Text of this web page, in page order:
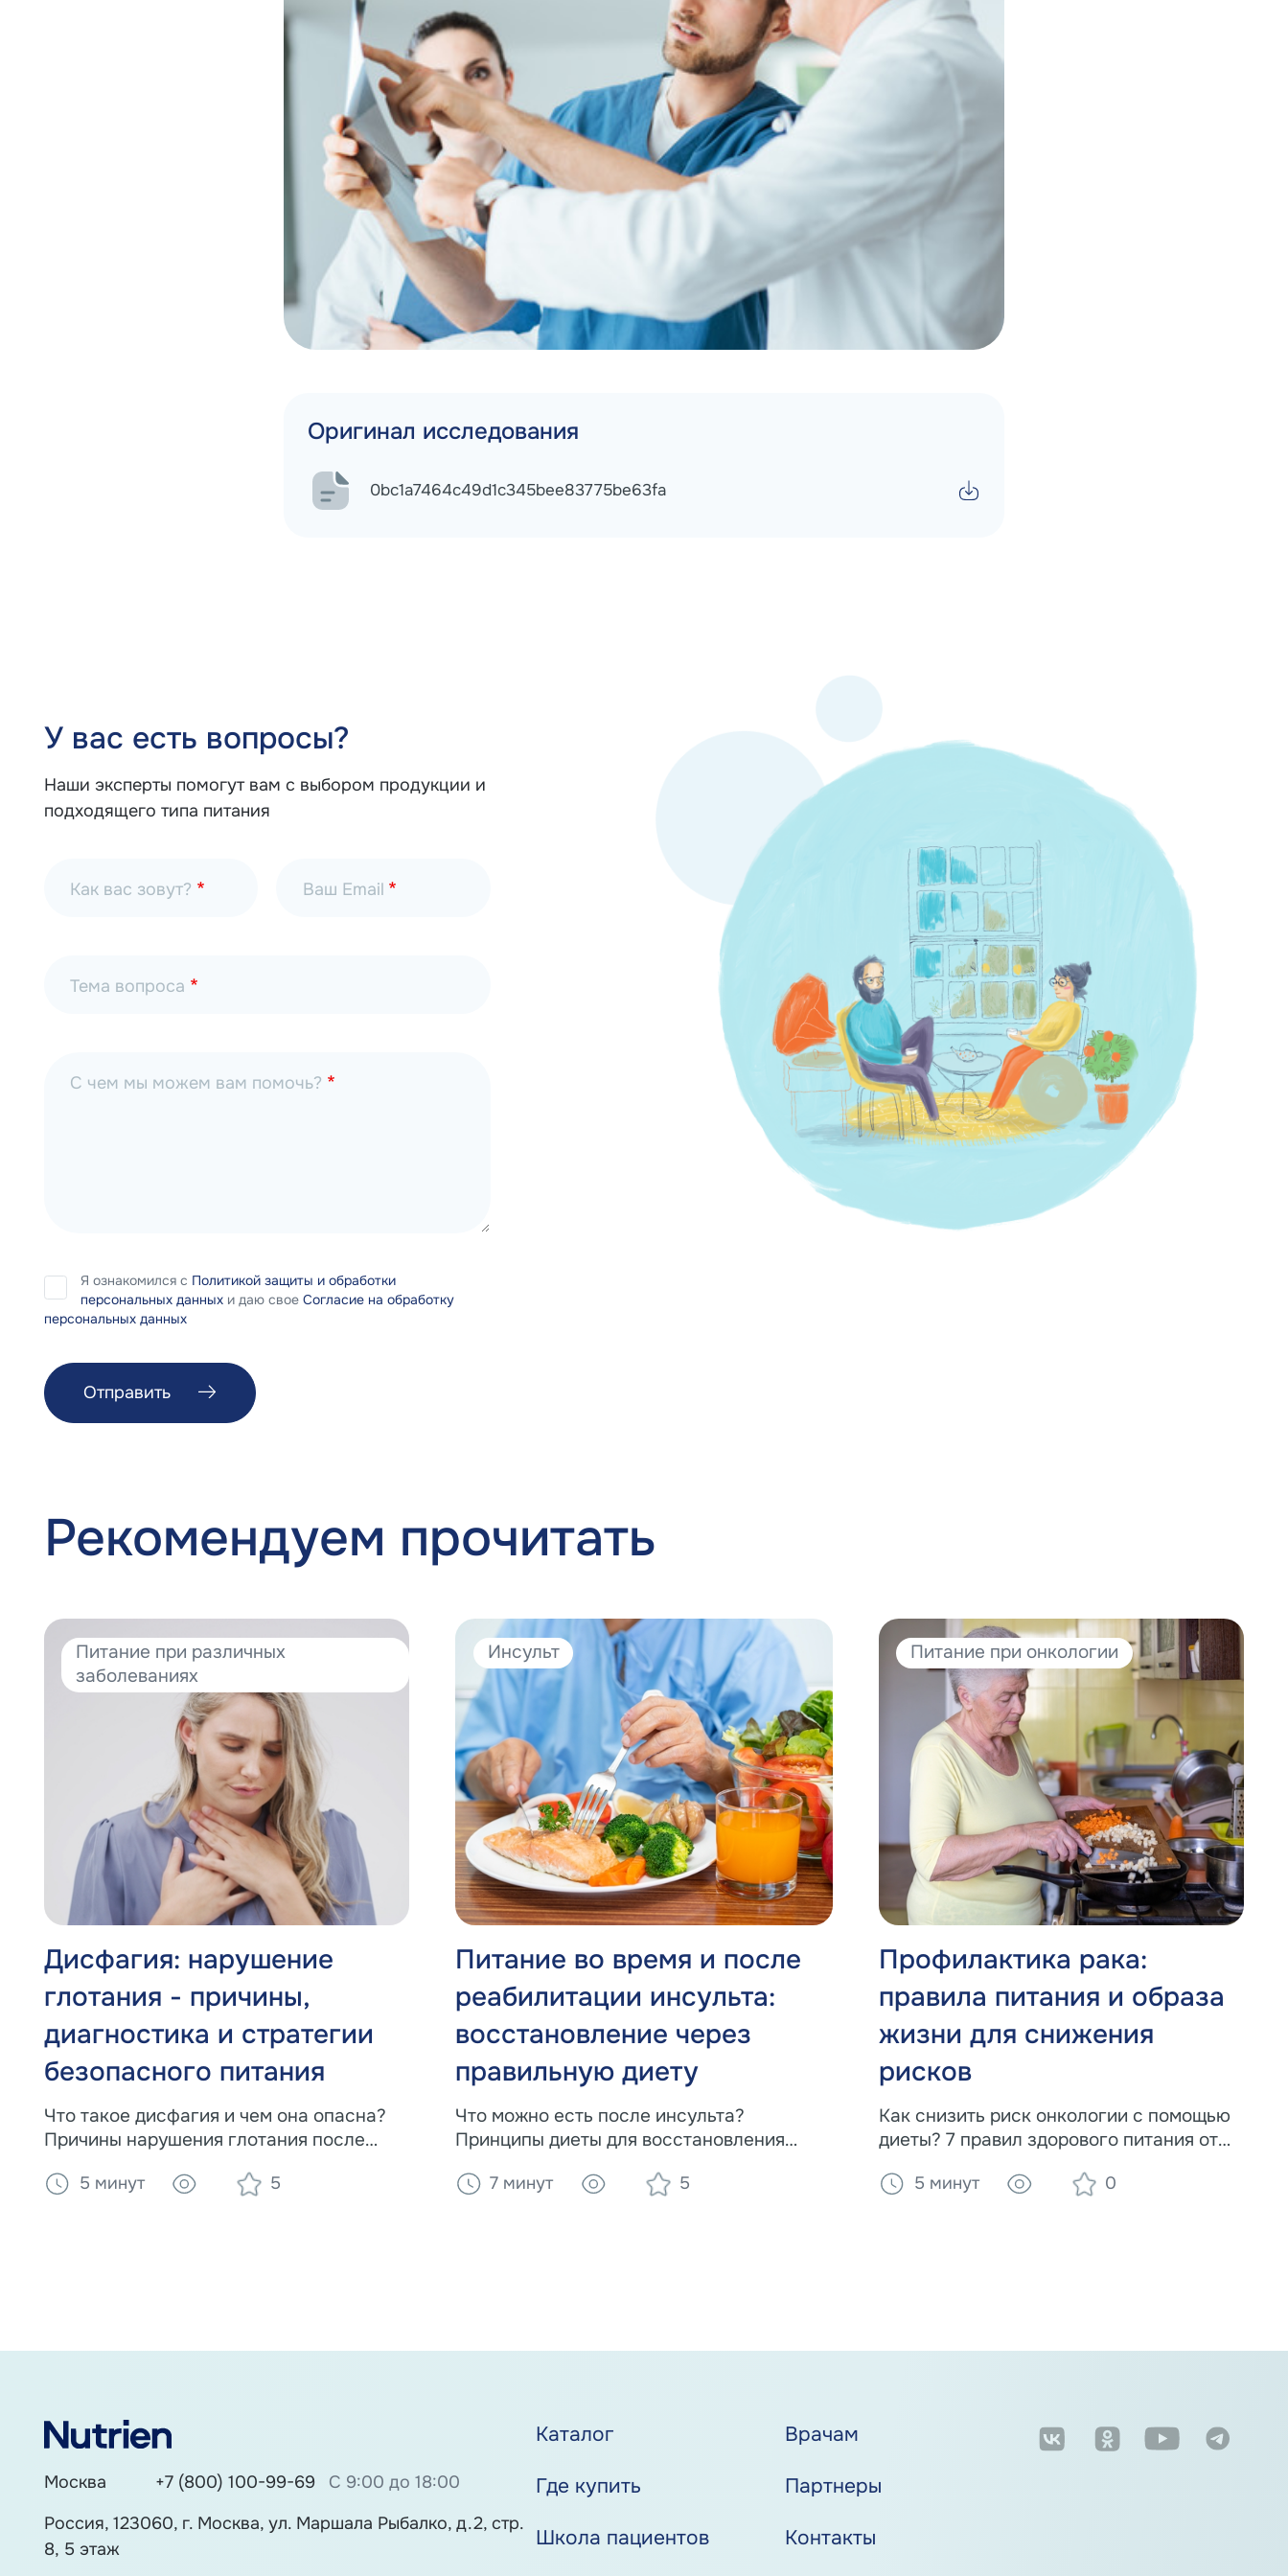
Оригинал исследования
0bc1a7464c49d1c345bee83775be63fa
У вас есть вопросы?
Наши эксперты помогут вам с выбором продукции и
подходящего типа питания
Как вас зовут? Ваш Email
Тема вопроса
С чем мы можем вам помочь?
Я ознакомился с Политикой защиты и обработки
персональных данных и даю своеСогласие на обработку
персональных данных
Отправить
Рекомендуем прочитать
Питание при различных
заболеваниях
Дисфагия: нарушение
глотания - причины,
диагностика и стратегии
безопасного питания
Что такое дисфагия и чем она опасна?
Причины нарушения глотания после
Диагностика, упражнения и роль
5 минут 5
Инсульт
Питание во время и после
реабилитации инсульта:
восстановление через
правильную диету
Что можно есть после инсульта?
Принципы диеты для восстановления
глотания (дисфагии) и преимущества
7 минут 5
Питание при онкологии
Профилактика рака:
правила питания и образа
жизни для снижения
рисков
Как снизить риск онкологии с помощью
диеты? 7 правил здорового питания от
продуктов, влияние веса и алкоголя на
5 минут 0
Москва +7 (800) 100-99-69
С 9:00 до 18:00
Россия, 123060, г. Москва, ул. Маршала Рыбалко, д.2, стр.
8, 5 этаж
Каталог Врачам
Где купить Партнеры
Школа пациентов Контакты